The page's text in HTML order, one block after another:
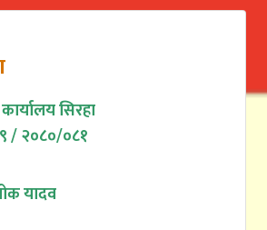
सिरहा
/ २०८०/०८१
यादव